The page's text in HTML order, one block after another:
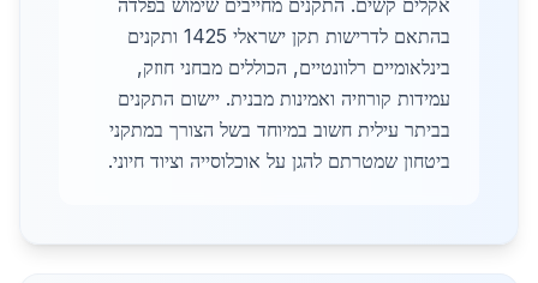
אקלים קשים. התקנים מחייבים שימוש בפלדה
בהתאם לדרישות תקן ישראלי 1425 ותקנים
בינלאומיים רלוונטיים, הכוללים מבחני חוזק,
עמידות קורוזיה ואמינות מבנית. יישום התקנים
בביתר עילית חשוב במיוחד בשל הצורך במתקני
ביטחון שמטרתם להגן על אוכלוסייה וציוד חיוני.